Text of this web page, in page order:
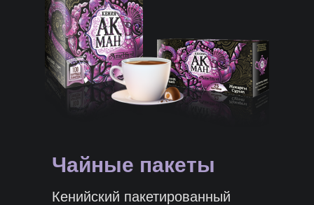
Кенийский пакетированный
Чайные пакеты